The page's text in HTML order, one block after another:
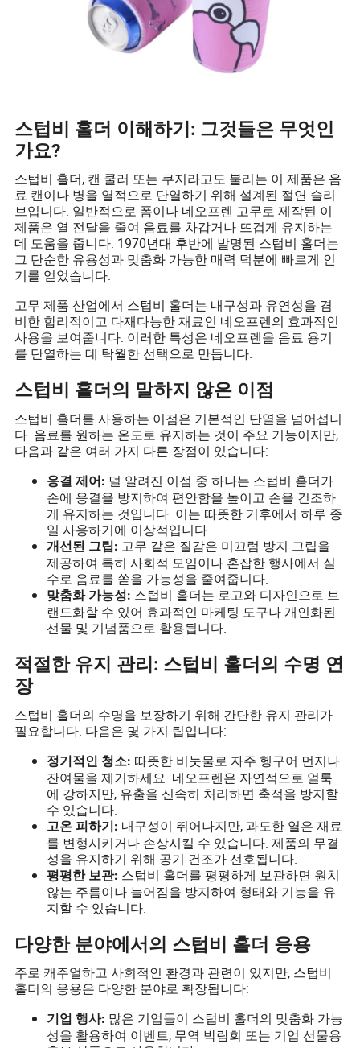
스텁비 홀더 이해하기: 그것들은 무엇인
가요?
스텁비 홀더, 캔 쿨러 또는 쿠지라고도 불리는 이 제품은 음
료 캔이나 병을 열적으로 단열하기 위해 설계된 절연 슬리
브입니다. 일반적으로 폼이나 네오프렌 고무로 제작된 이
제품은 열 전달을 줄여 음료를 차갑거나 뜨겁게 유지하는
데 도움을 줍니다. 1970년대 후반에 발명된 스텁비 홀더는
그 단순한 유용성과 맞춤화 가능한 매력 덕분에 빠르게 인
기를 얻었습니다.
고무 제품 산업에서 스텁비 홀더는 내구성과 유연성을 겸
비한 합리적이고 다재다능한 재료인 네오프렌의 효과적인
사용을 보여줍니다. 이러한 특성은 네오프렌을 음료 용기
를 단열하는 데 탁월한 선택으로 만듭니다.
스텁비 홀더의 말하지 않은 이점
스텁비 홀더를 사용하는 이점은 기본적인 단열을 넘어섭니
다. 음료를 원하는 온도로 유지하는 것이 주요 기능이지만,
다음과 같은 여러 가지 다른 장점이 있습니다:
응결 제어: 덜 알려진 이점 중 하나는 스텁비 홀더가
손에 응결을 방지하여 편안함을 높이고 손을 건조하
게 유지하는 것입니다. 이는 따뜻한 기후에서 하루 종
일 사용하기에 이상적입니다.
개선된 그립: 고무 같은 질감은 미끄럼 방지 그립을
제공하여 특히 사회적 모임이나 혼잡한 행사에서 실
수로 음료를 쏟을 가능성을 줄여줍니다.
맞춤화 가능성: 스텁비 홀더는 로고와 디자인으로 브
랜드화할 수 있어 효과적인 마케팅 도구나 개인화된
선물 및 기념품으로 활용됩니다.
적절한 유지 관리: 스텁비 홀더의 수명 연
장
스텁비 홀더의 수명을 보장하기 위해 간단한 유지 관리가
필요합니다. 다음은 몇 가지 팁입니다:
정기적인 청소: 따뜻한 비눗물로 자주 헹구어 먼지나
잔여물을 제거하세요. 네오프렌은 자연적으로 얼룩
에 강하지만, 유출을 신속히 처리하면 축적을 방지할
수 있습니다.
고온 피하기: 내구성이 뛰어나지만, 과도한 열은 재료
를 변형시키거나 손상시킬 수 있습니다. 제품의 무결
성을 유지하기 위해 공기 건조가 선호됩니다.
평평한 보관: 스텁비 홀더를 평평하게 보관하면 원치
않는 주름이나 늘어짐을 방지하여 형태와 기능을 유
지할 수 있습니다.
다양한 분야에서의 스텁비 홀더 응용
주로 캐주얼하고 사회적인 환경과 관련이 있지만, 스텁비
홀더의 응용은 다양한 분야로 확장됩니다:
기업 행사: 많은 기업들이 스텁비 홀더의 맞춤화 가능
성을 활용하여 이벤트, 무역 박람회 또는 기업 선물용